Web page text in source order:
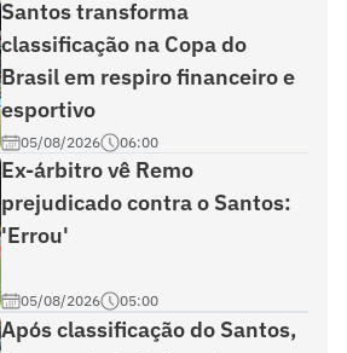
Santos transforma
classificação na Copa do
Brasil em respiro financeiro e
esportivo
05/08/2026 06:00
Ex-árbitro vê Remo
prejudicado contra o Santos:
'Errou'
05/08/2026 05:00
Após classificação do Santos,